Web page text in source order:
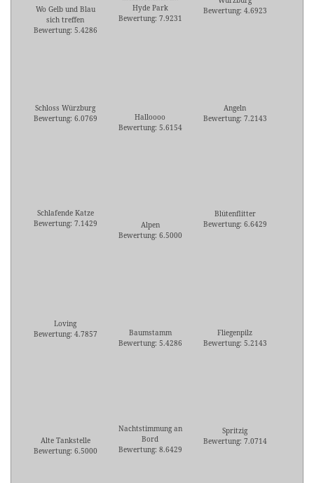
Wo Gelb und Blau
sich treffen
Bewertung: 5.4286
Hyde Park
Bewertung: 7.9231
Bewertung: 4.6923
Schloss Würzburg
Bewertung: 6.0769
Halloooo
Bewertung: 5.6154
Angeln
Bewertung: 7.2143
Schlafende Katze
Bewertung: 7.1429
Alpen
Bewertung: 6.5000
Blütenflitter
Bewertung: 6.6429
Loving
Bewertung: 4.7857
Baumstamm
Bewertung: 5.4286
Fliegenpilz
Bewertung: 5.2143
Alte Tankstelle
Bewertung: 6.5000
Nachtstimmung an
Bord
Bewertung: 8.6429
Spritzig
Bewertung: 7.0714